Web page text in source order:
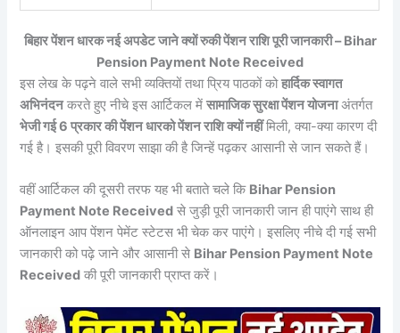
बिहार पेंशन धारक नई अपडेट जाने क्यों रुकी पेंशन राशि पूरी जानकारी – Bihar
Pension Payment Note Received
इस लेख के पढ़ने वाले सभी व्यक्तियों तथा प्रिय पाठकों कोहार्दिक स्वागत
अभिनंदनकरते हुए नीचे इस आर्टिकल मेंसामाजिक सुरक्षा पेंशन योजनाअंतर्गत
भेजी गई 6 प्रकार की पेंशन धारको पेंशन राशि क्यों नहींमिली, क्या-क्या कारण दी
गई है। इसकी पूरी विवरण साझा की है जिन्हें पढ़कर आसानी से जान सकते हैं।
वहीं आर्टिकल की दूसरी तरफ यह भी बताते चले कि Bihar Pension
Payment Note Received से जुड़ी पूरी जानकारी जान ही पाएंगे साथ ही
ऑनलाइन आप पेंशन पेमेंट स्टेटस भी चेक कर पाएंगे। इसलिए नीचे दी गई सभी
जानकारी को पढ़े जाने और आसानी से Bihar Pension Payment Note
Received की पूरी जानकारी प्राप्त करें।